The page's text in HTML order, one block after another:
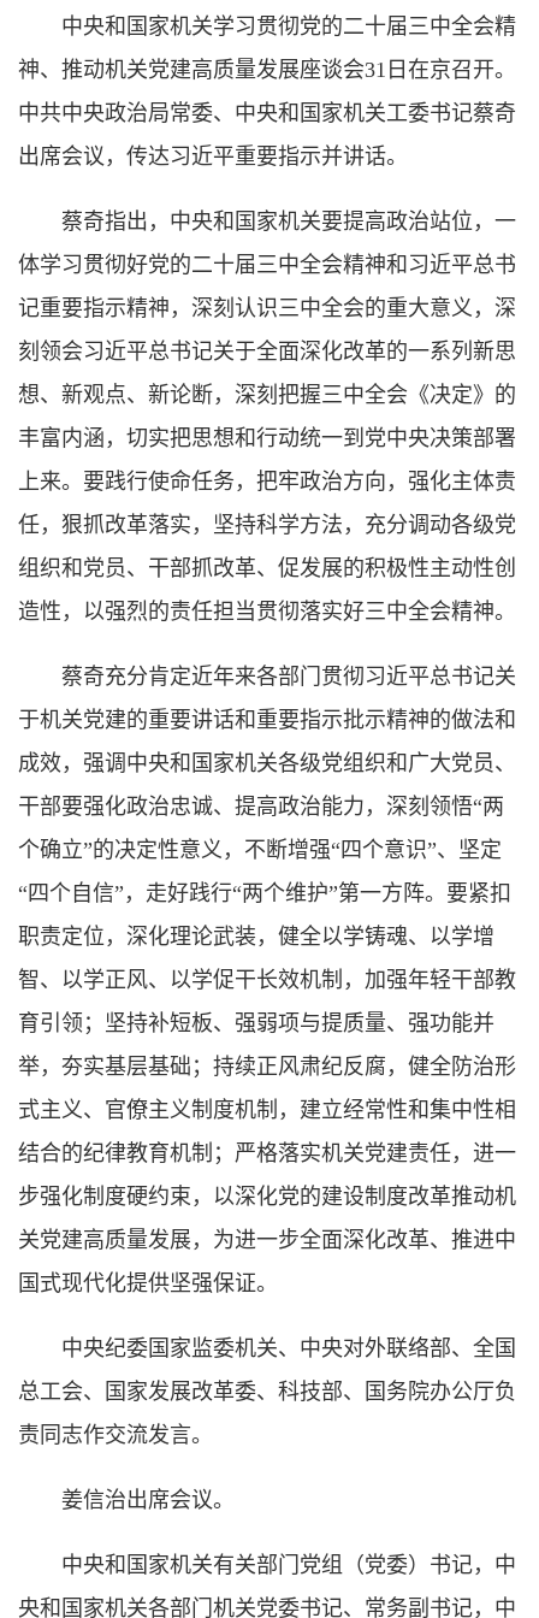
中央和国家机关学习贯彻党的二十届三中全会精
神、推动机关党建高质量发展座谈会31日在京召开。
中共中央政治局常委、中央和国家机关工委书记蔡奇
出席会议，传达习近平重要指示并讲话。
蔡奇指出，中央和国家机关要提高政治站位，一
体学习贯彻好党的二十届三中全会精神和习近平总书
记重要指示精神，深刻认识三中全会的重大意义，深
刻领会习近平总书记关于全面深化改革的一系列新思
想、新观点、新论断，深刻把握三中全会《决定》的
丰富内涵，切实把思想和行动统一到党中央决策部署
上来。要践行使命任务，把牢政治方向，强化主体责
任，狠抓改革落实，坚持科学方法，充分调动各级党
组织和党员、干部抓改革、促发展的积极性主动性创
造性，以强烈的责任担当贯彻落实好三中全会精神。
蔡奇充分肯定近年来各部门贯彻习近平总书记关
于机关党建的重要讲话和重要指示批示精神的做法和
成效，强调中央和国家机关各级党组织和广大党员、
干部要强化政治忠诚、提高政治能力，深刻领悟“两
个确立”的决定性意义，不断增强“四个意识”、坚定
“四个自信”，走好践行“两个维护”第一方阵。要紧扣
职责定位，深化理论武装，健全以学铸魂、以学增
智、以学正风、以学促干长效机制，加强年轻干部教
育引领；坚持补短板、强弱项与提质量、强功能并
举，夯实基层基础；持续正风肃纪反腐，健全防治形
式主义、官僚主义制度机制，建立经常性和集中性相
结合的纪律教育机制；严格落实机关党建责任，进一
步强化制度硬约束，以深化党的建设制度改革推动机
关党建高质量发展，为进一步全面深化改革、推进中
国式现代化提供坚强保证。
中央纪委国家监委机关、中央对外联络部、全国
总工会、国家发展改革委、科技部、国务院办公厅负
责同志作交流发言。
姜信治出席会议。
中央和国家机关有关部门党组（党委）书记，中
央和国家机关各部门机关党委书记、常务副书记，中